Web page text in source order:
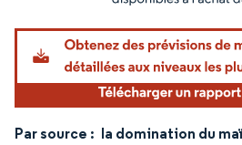
Par source : la domination du